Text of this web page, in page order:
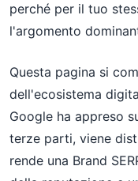
perché per il tuo
l'argomento
Questa pagina si
dell'ecosistema
Google ha appreso
terze parti, viene
rende una Brand